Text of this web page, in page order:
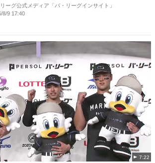
ーグ公式メディア「パ・リーグインサイト」
8/9 17:40
7:22